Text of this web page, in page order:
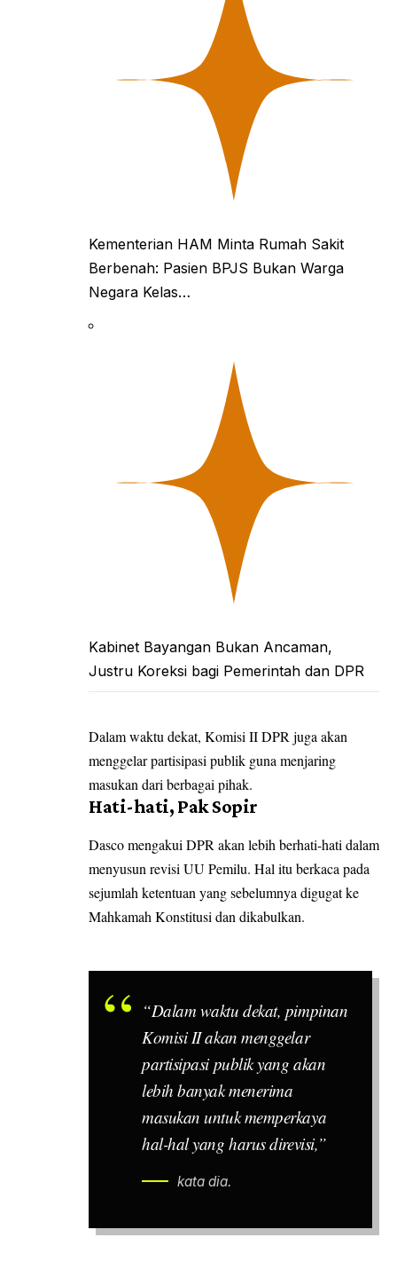
Kementerian HAM Minta Rumah Sakit
Berbenah: Pasien BPJS Bukan Warga
Negara Kelas…
Kabinet Bayangan Bukan Ancaman,
Justru Koreksi bagi Pemerintah dan DPR
Dalam waktu dekat, Komisi II DPR juga akan
menggelar partisipasi publik guna menjaring
masukan dari berbagai pihak.
Hati-hati, Pak Sopir
Dasco mengakui DPR akan lebih berhati-hati dalam
menyusun revisi UU Pemilu. Hal itu berkaca pada
sejumlah ketentuan yang sebelumnya digugat ke
Mahkamah Konstitusi dan dikabulkan.
“Dalam waktu dekat, pimpinan
Komisi II akan menggelar
partisipasi publik yang akan
lebih banyak menerima
masukan untuk memperkaya
hal-hal yang harus direvisi,”
kata dia.